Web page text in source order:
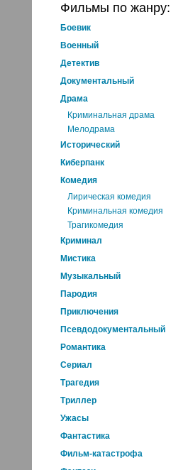
Фильмы по жанру:
Боевик
Военный
Детектив
Документальный
Драма
Криминальная драма
Мелодрама
Исторический
Киберпанк
Комедия
Лирическая комедия
Криминальная комедия
Трагикомедия
Криминал
Мистика
Музыкальный
Пародия
Приключения
Псевдодокументальный
Романтика
Cериал
Трагедия
Триллер
Ужасы
Фантастика
Фильм-катастрофа